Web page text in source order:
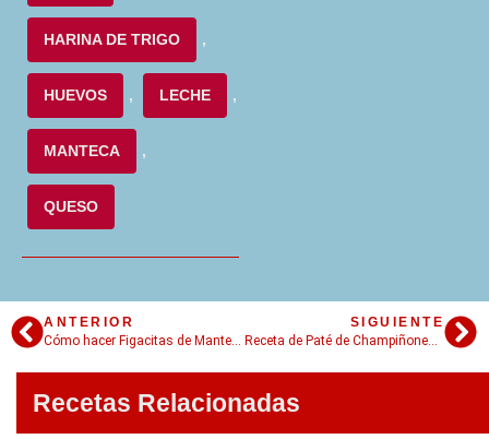
HARINA DE TRIGO ,
HUEVOS , LECHE ,
MANTECA ,
QUESO
ANTERIOR
Cómo hacer Figacitas de Manteca iguales a las de panadería
SIGUIENTE
Receta de Paté de Champiñones + 2 opciones (¿No te gusta el paté? Probá estos…)
Recetas Relacionadas